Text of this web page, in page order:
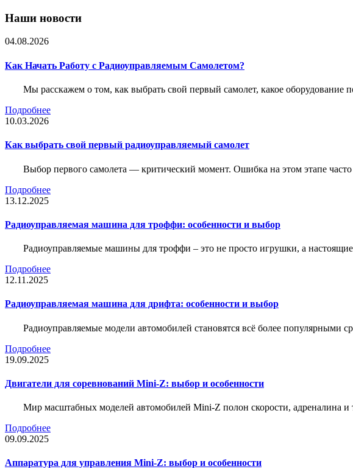
Наши новости
04.08.2026
Как Начать Работу с Радиоуправляемым Самолетом?
Мы расскажем о том, как выбрать свой первый самолет, какое оборудование
Подробнее
10.03.2026
Как выбрать свой первый радиоуправляемый самолет
Выбор первого самолета — критический момент. Ошибка на этом этапе
Подробнее
13.12.2025
Радиоуправляемая машина для троффи: особенности и выбор
Радиоуправляемые машины для троффи – это не просто игрушки, а
Подробнее
12.11.2025
Радиоуправляемая машина для дрифта: особенности и выбор
Радиоуправляемые модели автомобилей становятся всё более популярными
Подробнее
19.09.2025
Двигатели для соревнований Mini-Z: выбор и особенности
Мир масштабных моделей автомобилей Mini-Z полон скорости, адреналина и
Подробнее
09.09.2025
Аппаратура для управления Mini-Z: выбор и особенности